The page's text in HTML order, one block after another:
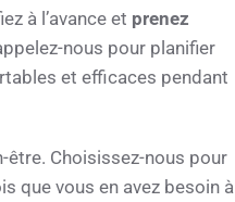
à l’avance et prenez
nous pour planifier
et efficaces pendant
être. Choisissez-nous pour
que vous en avez besoin à